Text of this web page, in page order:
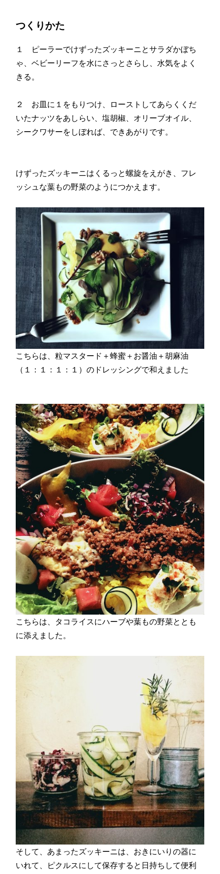
つくりかた
１ ピーラーでけずったズッキーニとサラダかぼち
ゃ、ベビーリーフを水にさっとさらし、水気をよく
きる。
２ お皿に１をもりつけ、ローストしてあらくくだ
いたナッツをあしらい、塩胡椒、オリーブオイル、
シークワサーをしぼれば、できあがりです。
けずったズッキーニはくるっと螺旋をえがき、フレ
ッシュな葉もの野菜のようにつかえます。
こちらは、粒マスタード＋蜂蜜＋お醤油＋胡麻油
（１：１：１：１）のドレッシングで和えました
こちらは、タコライスにハーブや葉もの野菜ととも
に添えました。
そして、あまったズッキーニは、おきにいりの器に
いれて、ピクルスにして保存すると日持ちして便利